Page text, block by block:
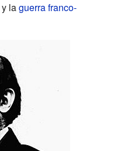
y laguerra franco-